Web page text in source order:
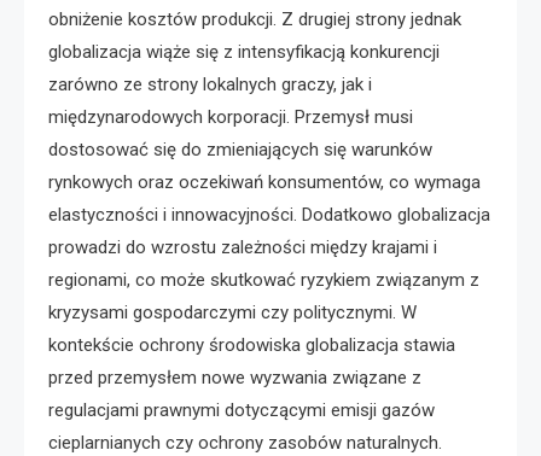
obniżenie kosztów produkcji. Z drugiej strony jednak
globalizacja wiąże się z intensyfikacją konkurencji
zarówno ze strony lokalnych graczy, jak i
międzynarodowych korporacji. Przemysł musi
dostosować się do zmieniających się warunków
rynkowych oraz oczekiwań konsumentów, co wymaga
elastyczności i innowacyjności. Dodatkowo globalizacja
prowadzi do wzrostu zależności między krajami i
regionami, co może skutkować ryzykiem związanym z
kryzysami gospodarczymi czy politycznymi. W
kontekście ochrony środowiska globalizacja stawia
przed przemysłem nowe wyzwania związane z
regulacjami prawnymi dotyczącymi emisji gazów
cieplarnianych czy ochrony zasobów naturalnych.